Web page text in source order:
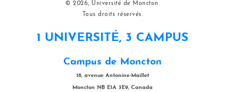
© 2026, Université de Moncton.
Tous droits réservés.
1 UNIVERSITÉ, 3 CAMPUS
Campus de Moncton
18, avenue Antonine-Maillet
Moncton NB E1A 3E9, Canada